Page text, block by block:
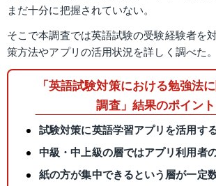
まだ十分に把握されていない。
そこで本調査では英語試験の受験経験者を
策方法やアプリの活用状況を詳しく調べた。
「英語試験対策における勉強法
調査」結果のポイント
試験対策に英語学習アプリを活用す
中級・中上級の層ではアプリ利用者
紙の方が集中できるという層が一定